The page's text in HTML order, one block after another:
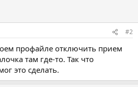
#2
профайле отключить прием
там где-то. Так что
это сделать.